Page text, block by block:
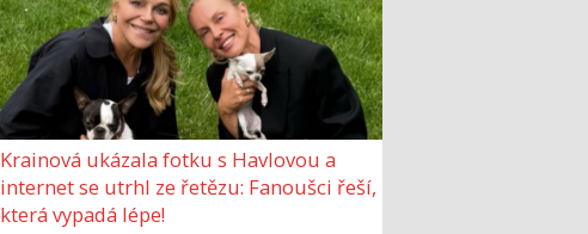
Krainová ukázala fotku s Havlovou a
internet se utrhl ze řetězu: Fanoušci řeší,
která vypadá lépe!